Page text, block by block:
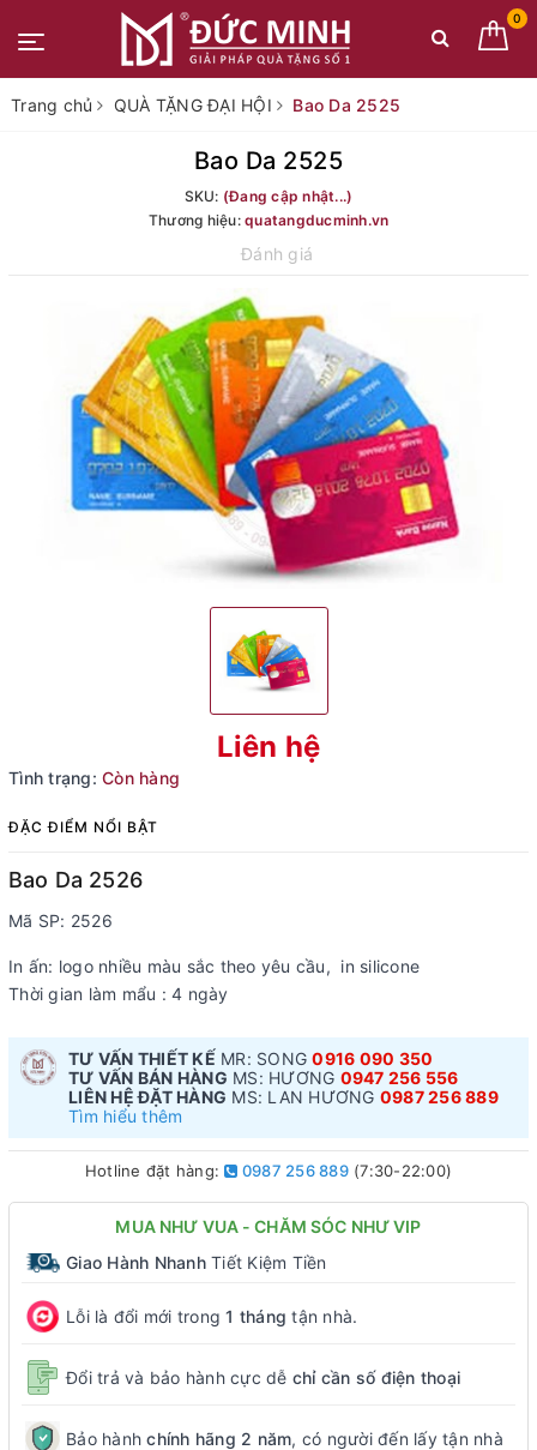
0
Trang chủ QUÀ TẶNG ĐẠI HỘI Bao Da 2525
Bao Da 2525
SKU: (Đang cập nhật...)
Thương hiệu: quatangducminh.vn
Đánh giá
Liên hệ
Tình trạng: Còn hàng
ĐẶC ĐIỂM NỔI BẬT
Bao Da 2526
Mã SP: 2526
In ấn: logo nhiều màu sắc theo yêu cầu, in silicone
Thời gian làm mẩu : 4 ngày
TƯ VẤN THIẾT KẾ MR: SONG0916 090 350
TƯ VẤN BÁN HÀNG MS: HƯƠNG 0947 256 556
LIÊN HỆ ĐẶT HÀNG MS: LAN HƯƠNG 0987 256 889
Tìm hiểu thêm
Hotline đặt hàng: 0987 256 889(7:30-22:00)
MUA NHƯ VUA - CHĂM SÓC NHƯ VIP
Giao Hành NhanhTiết Kiệm Tiền
Lỗi là đổi mới trong1 tháng tận nhà.
Đổi trả và bảo hành cực dễ chỉ cần số điện thoại
Bảo hànhchính hãng 2 năm, có người đến lấy tận nhà